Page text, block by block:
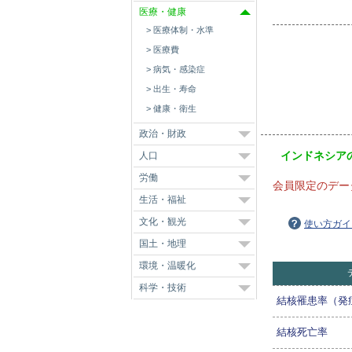
インドネシア
会員限定のデ
使い方ガ
結核罹患率（発
結核死亡率
医療・健康
医療体制・水準
医療費
病気・感染症
出生・寿命
健康・衛生
政治・財政
人口
労働
生活・福祉
文化・観光
国土・地理
環境・温暖化
科学・技術